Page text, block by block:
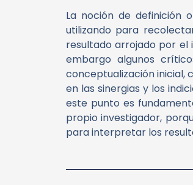
La noción de definición
utilizando para
resultado arrojado por el
embargo algunos
conceptualización inicial,
en las sinergias y los
este punto es
propio investigador,
para interpretar los